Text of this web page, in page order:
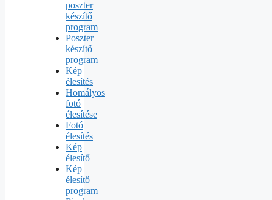
poszter
készítő
program
Poszter
készítő
program
Kép
élesítés
Homályos
fotó
élesítése
Fotó
élesítés
Kép
élesítő
Kép
élesítő
program